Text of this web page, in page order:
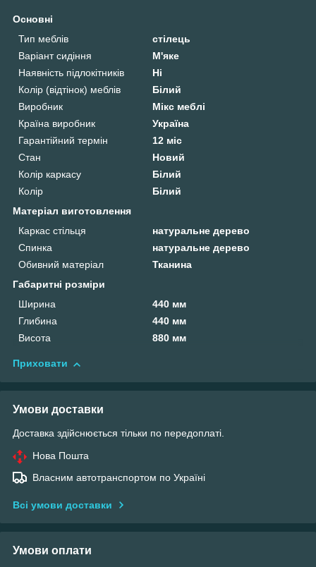
Основні
Тип меблів
стілець
Варіант сидіння
М'яке
Наявність підлокітників
Ні
Колір (відтінок) меблів
Білий
Виробник
Мікс меблі
Країна виробник
Україна
Гарантійний термін
12 міс
Стан
Новий
Колір каркасу
Білий
Колір
Білий
Матеріал виготовлення
Каркас стільця
натуральне дерево
Спинка
натуральне дерево
Обивний матеріал
Тканина
Габаритні розміри
Ширина
440 мм
Глибина
440 мм
Висота
880 мм
Приховати
Умови доставки
Доставка здійснюється тільки по передоплаті.
Нова Пошта
Власним автотранспортом по Україні
Всі умови доставки
Умови оплати